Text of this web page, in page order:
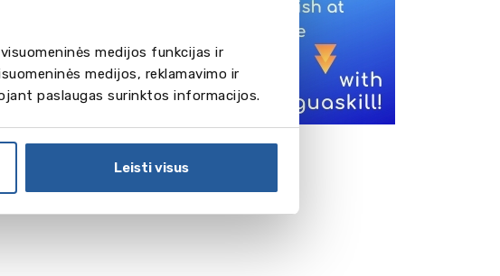
medijos funkcijas ir
medijos, reklamavimo ir
paslaugas surinktos informacijos.
Leisti visus
School